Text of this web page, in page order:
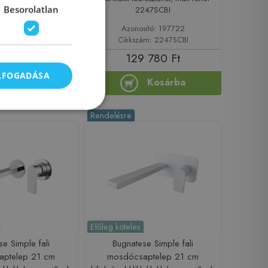
leeresztővel,
197707
2243SCBR
360 Ft
Kosárba
2247SCBI
Azonosító: 197722
Cikkszám: 2247SCBI
129 780 Ft
Kosárba
Simple fali
21 cm
Rendelésre
Előleg köteles
Bugnatese Simple fali
mosdócsaptelep 21 cm
Besorolatlan